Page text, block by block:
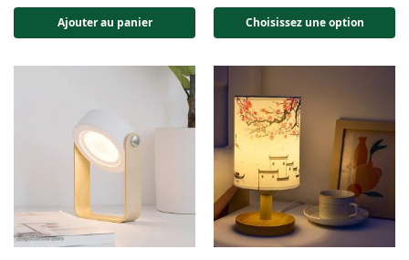
Ajouter au panier Choisissez une option